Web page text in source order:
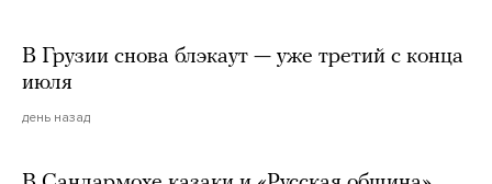
В Грузии снова блэкаут — уже третий с конца
июля
день назад